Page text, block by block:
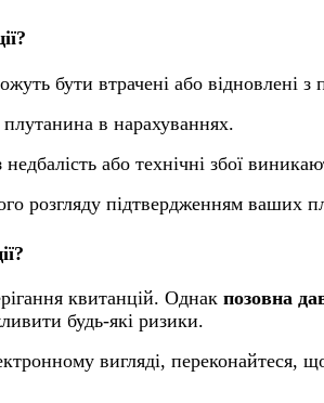
бути втрачені або відновлені
в нарахуваннях.
недбалість або технічні збої
розгляду підтвердженням ваших
квитанцій. Однак позовна
будь-які ризики.
вигляді,